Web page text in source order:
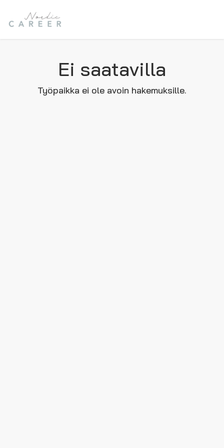
Ei saatavilla
Työpaikka ei ole avoin hakemuksille.